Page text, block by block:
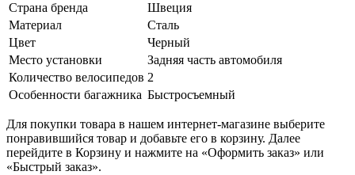
Страна бренда
Швеция
Материал
Сталь
Цвет
Черный
Место установки
Задняя часть автомобиля
Количество велосипедов 2
Особенности багажника Быстросъемный
Для покупки товара в нашем интернет-магазине выберите
понравившийся товар и добавьте его в корзину. Далее
перейдите в Корзину и нажмите на «Оформить заказ» или
«Быстрый заказ».